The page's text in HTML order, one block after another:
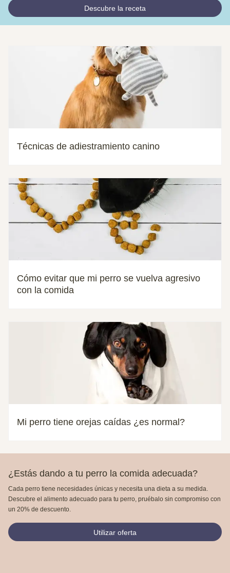
Descubre la receta
Técnicas de adiestramiento canino
Cómo evitar que mi perro se vuelva agresivo
con la comida
Mi perro tiene orejas caídas ¿es normal?
¿Estás dando a tu perro la comida adecuada?
Cada perro tiene necesidades únicas y necesita una dieta a su medida.
Descubre el alimento adecuado para tu perro, pruébalo sin compromiso con
un 20% de descuento.
Utilizar oferta